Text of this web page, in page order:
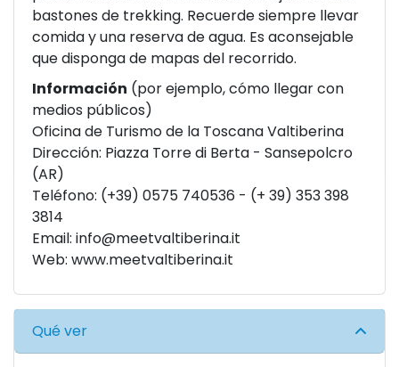
bastones de trekking. Recuerde siempre llevar
comida y una reserva de agua. Es aconsejable
que disponga de mapas del recorrido.
Información (por ejemplo, cómo llegar con
medios públicos)
Oficina de Turismo de la Toscana Valtiberina
Dirección: Piazza Torre di Berta - Sansepolcro
(AR)
Teléfono: (+39) 0575 740536 - (+ 39) 353 398
3814
Email: info@meetvaltiberina.it
Web: www.meetvaltiberina.it
Qué ver